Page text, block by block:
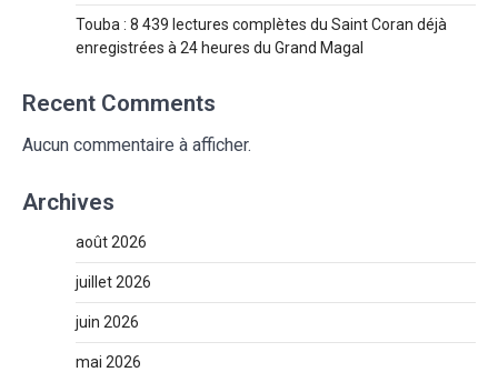
Touba : 8 439 lectures complètes du Saint Coran déjà
enregistrées à 24 heures du Grand Magal
Recent Comments
Aucun commentaire à afficher.
Archives
août 2026
juillet 2026
juin 2026
mai 2026